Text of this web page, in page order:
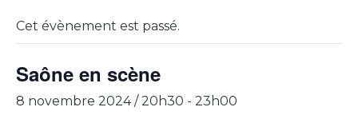
Cet évènement est passé.
Saône en scène
8 novembre 2024 / 20h30 - 23h00